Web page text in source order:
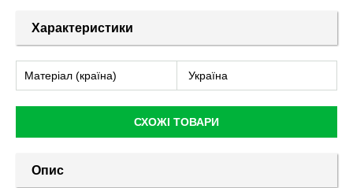
Характеристики
Матеріал (країна) Україна
СХОЖІ ТОВАРИ
Опис